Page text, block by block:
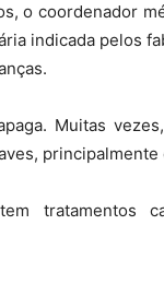
o coordenador
indicada pelos
Muitas
principalmente
tratamentos